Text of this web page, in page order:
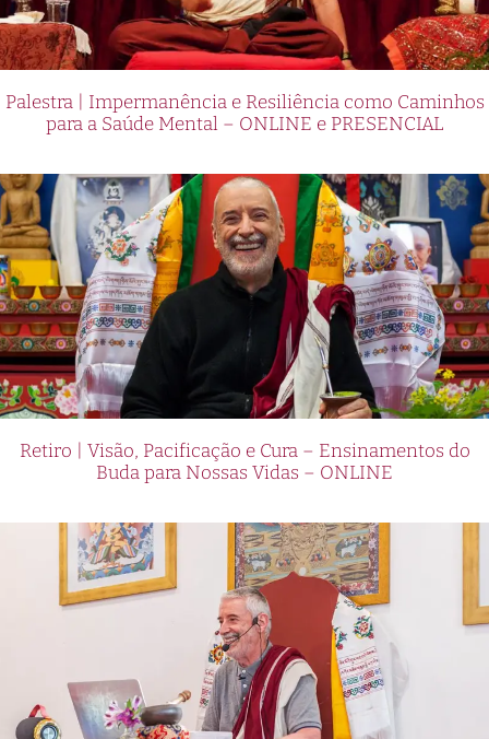
Palestra | Impermanência e Resiliência como Caminhos
para a Saúde Mental – ONLINE e PRESENCIAL
Retiro | Visão, Pacificação e Cura – Ensinamentos do
Buda para Nossas Vidas – ONLINE